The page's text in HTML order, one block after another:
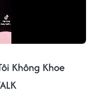
Không Khoe